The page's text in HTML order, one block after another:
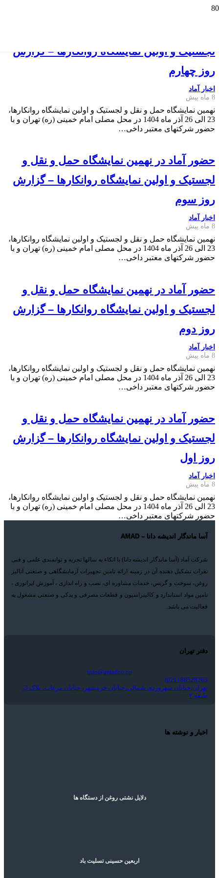
لجستیک و اولین نمایشگاه روانکارها – گزارش
روز چهارم
اخبار آماد
8 ماه پیش
نهمین نمایشگاه حمل و نقل و لجستیک و اولین نمایشگاه روانکارها،
23 الی 26 آذر ماه 1404 در محل مصلی امام خمینی (ره) تهران و با
حضور شرکتهای معتبر داخی…
حضور آماد در نهمین نمایشگاه حمل و نقل و
لجستیک و اولین نمایشگاه روانکارها – گزارش
روز سوم
اخبار آماد
8 ماه پیش
نهمین نمایشگاه حمل و نقل و لجستیک و اولین نمایشگاه روانکارها،
23 الی 26 آذر ماه 1404 در محل مصلی امام خمینی (ره) تهران و با
حضور شرکتهای معتبر داخی…
حضور آماد در نهمین نمایشگاه حمل و نقل و
لجستیک و اولین نمایشگاه روانکارها – گزارش
روز دوم
اخبار آماد
8 ماه پیش
نهمین نمایشگاه حمل و نقل و لجستیک و اولین نمایشگاه روانکارها،
23 الی 26 آذر ماه 1404 در محل مصلی امام خمینی (ره) تهران و با
حضور شرکتهای معتبر داخی…
حضور آماد در نهمین نمایشگاه حمل و نقل و
لجستیک و اولین نمایشگاه روانکارها – گزارش
روز اول
اخبار آماد
8 ماه پیش
نهمین نمایشگاه حمل و نقل و لجستیک و اولین نمایشگاه روانکارها،
23 الی 26 آذر ماه 1404 در محل مصلی امام خمینی (ره) تهران و با
حضور شرکتهای معتبر داخی…
آسا ماندگار اندیشه دانا – AMAD
شرکت آماد (آسا ماندگار اندیشه دانا) با اتکاء به سالها تجربه و توانمندی علمی و فنی
نفرات تشکیل دهنده آن در زمینه ارائه تامین تجهیزات آزمایشگاهی و صنعتی آنالیز
روغن، سوخت و گریس، خدمات مشاوره ای، نصب و راه اندازی ، آموزش اپراتوری ،
تامین مواد استاندارد و کالیبراسیون و قطعات مصرفی و یدکی و صنعتی مشغول به
فعالیت می باشد.
دفتر تهران
info@amadco.co
88528263 (021)
تهران،خیابان سهروردی شمالی،خیابان خرمشهر، خیابان مرغاب، پلاک 3،
طبقه ۲
اخبار و نوشته ها
دلایل نشتی روغن از دستگاه ها
اربعین حسینی تسلیت باد